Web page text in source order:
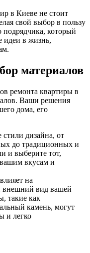
в Киеве не стоит
свой выбор в пользу
который
идеи в жизнь,
материалов
ремонта квартиры в
Ваши решения
дома, его
дизайна, от
до традиционных и
и выберите тот,
вкусам и
на
внешний вид вашей
такие как
камень, могут
и легко